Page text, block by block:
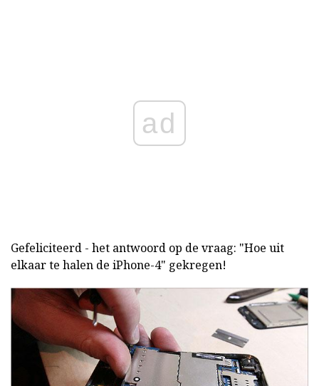
ad
Gefeliciteerd - het antwoord op de vraag: "Hoe uit
elkaar te halen de iPhone-4" gekregen!